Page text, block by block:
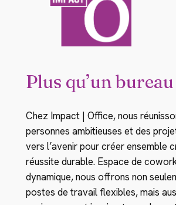
Plus qu’un
Chez Impact | Office, nous
personnes ambitieuses et des
vers l’avenir pour créer ensemble
réussite durable. Espace de
dynamique, nous offrons non
postes de travail flexibles, mais